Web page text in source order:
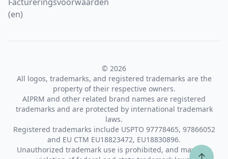
(en)
© 2026
All logos, trademarks, and registered trademarks are the
property of their respective owners.
AIPRM and other related brand names are registered
trademarks and are protected by international trademark
laws.
Registered trademarks include USPTO 97778465, 97866052
and EU CTM EU18823472, EU18830896.
Unauthorized trademark use is prohibited, and may be a